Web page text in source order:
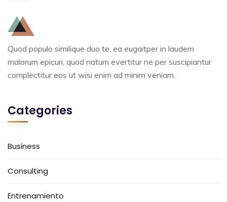
Quod populo similique duo te, ea eugaitper in laudem
malorum epicuri, quod natum evertitur ne per suscipiantur
complectitur eos ut wisi enim ad minim veniam.
Categories
Business
Consulting
Entrenamiento